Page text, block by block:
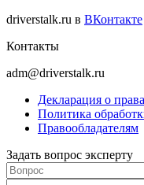
driverstalk.ru в ВКонтакте
Контакты
adm@driverstalk.ru
Декларация о
Политика
Правообладателям
Задать вопрос эксперту